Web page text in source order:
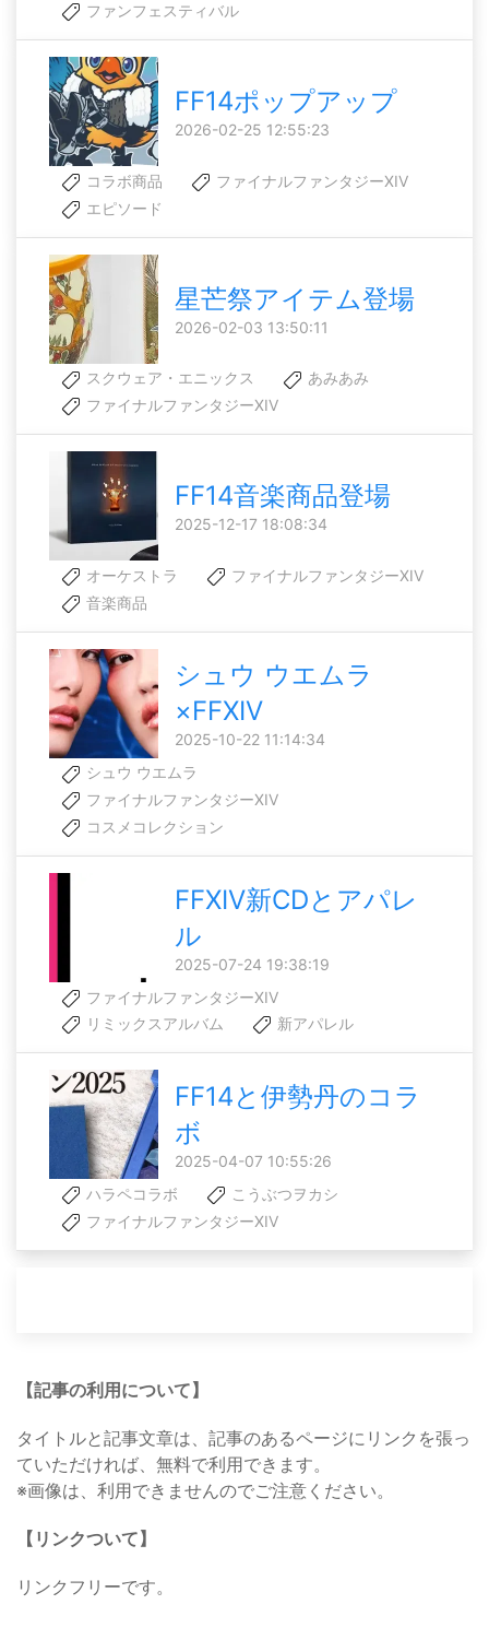
ファンフェスティバル
FF14ポップアップ
2026-02-25 12:55:23
コラボ商品
ファイナルファンタジーXIV
エピソード
星芒祭アイテム登場
2026-02-03 13:50:11
スクウェア・エニックス
あみあみ
ファイナルファンタジーXIV
FF14音楽商品登場
2025-12-17 18:08:34
オーケストラ
ファイナルファンタジーXIV
音楽商品
シュウ ウエムラ
×FFXIV
2025-10-22 11:14:34
シュウ ウエムラ
ファイナルファンタジーXIV
コスメコレクション
FFXIV新CDとアパレ
ル
2025-07-24 19:38:19
ファイナルファンタジーXIV
リミックスアルバム
新アパレル
FF14と伊勢丹のコラ
ボ
2025-04-07 10:55:26
ハラペコラボ
こうぶつヲカシ
ファイナルファンタジーXIV
【記事の利用について】
タイトルと記事文章は、記事のあるページにリンクを張っ
ていただければ、無料で利用できます。
※画像は、利用できませんのでご注意ください。
【リンクついて】
リンクフリーです。